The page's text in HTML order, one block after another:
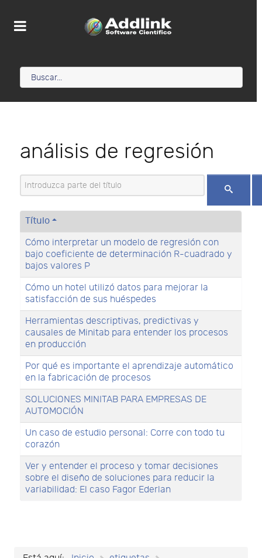
análisis de regresión
Introduzca parte del título
Título
Cómo interpretar un modelo de regresión con
bajo coeficiente de determinación R-cuadrado y
bajos valores P
Cómo un hotel utilizó datos para mejorar la
satisfacción de sus huéspedes
Herramientas descriptivas, predictivas y
causales de Minitab para entender los procesos
en producción
Por qué es importante el aprendizaje automático
en la fabricación de procesos
SOLUCIONES MINITAB PARA EMPRESAS DE
AUTOMOCIÓN
Un caso de estudio personal: Corre con todo tu
corazón
Ver y entender el proceso y tomar decisiones
sobre el diseño de soluciones para reducir la
variabilidad: El caso Fagor Ederlan